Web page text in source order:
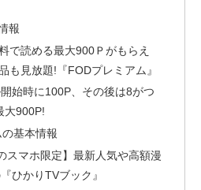
報
で読める最大900Ｐがもらえ
も見放題!『FODプレミアム』
始時に100P、その後は8がつ
大900P!
基本情報
スマホ限定】最新人気や高額漫
ひかりTVブック』